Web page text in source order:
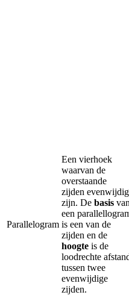
Parallelogram
Een vierhoek
waarvan de
overstaande
zijden evenwijdig
zijn. De basis van
een
is een van de
zijden en de
hoogte is de
loodrechte
tussen twee
evenwijdige
zijden.